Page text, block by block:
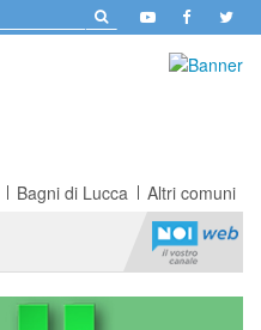
Bagni di Lucca Altri comuni